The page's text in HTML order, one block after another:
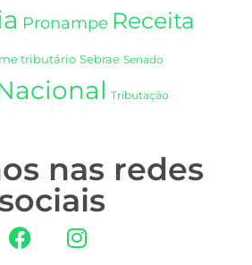
Pronampe Receita
tributário Sebrae Senado
Tributação
nas redes
sociais